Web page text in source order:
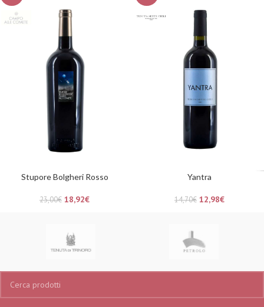
Stupore Bolgheri Rosso
23,00€ 18,92€
Yantra
14,70€ 12,98€